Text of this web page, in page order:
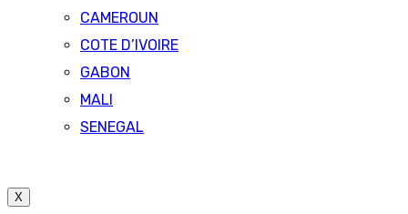
CAMEROUN
COTE D’IVOIRE
GABON
MALI
SENEGAL
X